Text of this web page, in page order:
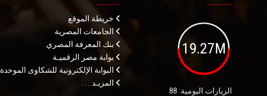
19.27M
الزيارات اليومية: 88
خريطة الموقع
الجامعات المصرية
بنك المعرفة المصري
بوابة مصر الرقميـة
البوابة الإلكترونية للشكاوى الموحدة
المزيـد . . .